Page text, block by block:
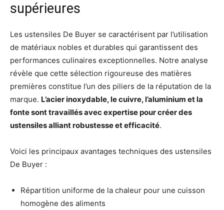
supérieures
Les ustensiles De Buyer se caractérisent par l’utilisation
de matériaux nobles et durables qui garantissent des
performances culinaires exceptionnelles. Notre analyse
révèle que cette sélection rigoureuse des matières
premières constitue l’un des piliers de la réputation de la
marque. L’acier inoxydable, le cuivre, l’aluminium et la
fonte sont travaillés avec expertise pour créer des
ustensiles alliant robustesse et efficacité.
Voici les principaux avantages techniques des ustensiles
De Buyer :
Répartition uniforme de la chaleur pour une cuisson
homogène des aliments